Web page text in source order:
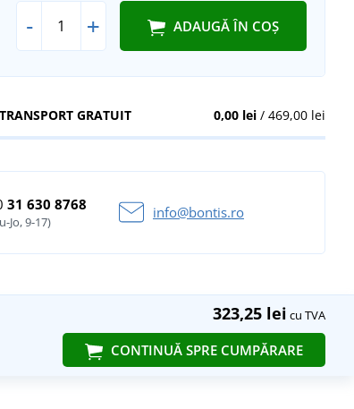
- + ADAUGĂ ÎN COȘ
0,00 lei/ 469,00 lei
TRANSPORT GRATUIT
31 630 8768
Jo, 9-17)
info@bontis.ro
323,25 lei cu TVA
CONTINUĂ SPRE CUMPĂRARE